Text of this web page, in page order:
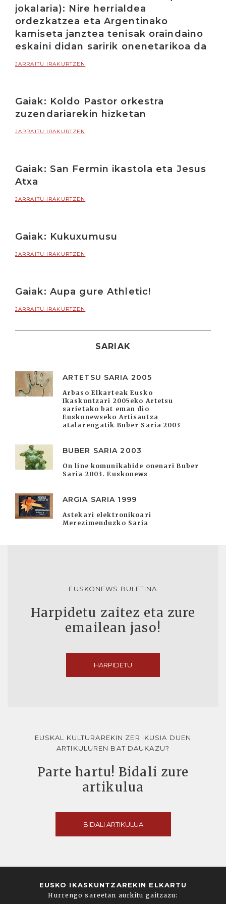
jokalaria): Nire herrialdea
ordezkatzea eta Argentinako
kamiseta janztea tenisak oraindaino
eskaini didan saririk onenetarikoa da
JARRAITU IRAKURTZEN
Gaiak: Koldo Pastor orkestra
zuzendariarekin hizketan
JARRAITU IRAKURTZEN
Gaiak: San Fermin ikastola eta Jesus
Atxa
JARRAITU IRAKURTZEN
Gaiak: Kukuxumusu
JARRAITU IRAKURTZEN
Gaiak: Aupa gure Athletic!
JARRAITU IRAKURTZEN
SARIAK
ARTETSU SARIA 2005
Arbaso Elkarteak Eusko
Ikaskuntzari 2005eko Artetsu
sarietako bat eman dio
Euskonewseko Artisautza
atalarengatik Buber Saria 2003
BUBER SARIA 2003
On line komunikabide onenari Buber
Saria 2003. Euskonews
ARGIA SARIA 1999
Astekari elektronikoari
Merezimenduzko Saria
EUSKONEWS BULETINA
Harpidetu zaitez eta zure
emailean jaso!
HARPIDETU
EUSKAL KULTURAREKIN ZER IKUSIA DUEN
ARTIKULUREN BAT DAUKAZU?
Parte hartu! Bidali zure
artikulua
BIDALI ARTIKULUA
EUSKO IKASKUNTZAREKIN ELKARTU
Hurrengo sareetan aurkitu gaitzazu: